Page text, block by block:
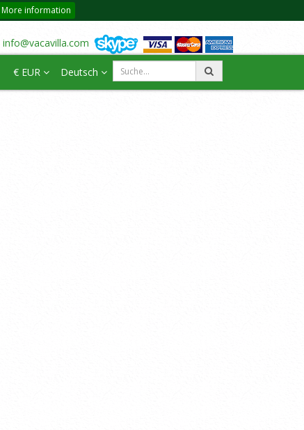
More information
info@vacavilla.com
€ EUR Deutsch